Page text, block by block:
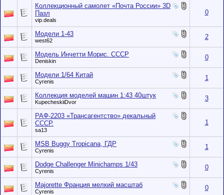
Коллекционный самолет «Почта России» 3D
Пазл
vip.deals
0
Модели 1-43
west62 2
Модель Инчетти Морис. СССР
Deniskin 0
Модели 1/64 Китай
Cyrenis 1
Коллекция моделей машин 1:43 40штук
KupecheskiiDvor 3
РАФ-2203 «Трансагентство» декальный
СССР.
sa13
1
MSB Buggy Tropicana, ГДР
Cyrenis 1
Dodge Challenger Minichamps 1/43
Cyrenis 0
Majorette Франция мелкий масштаб
Cyrenis 0